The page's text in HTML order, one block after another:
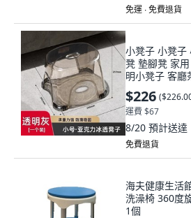
免運 ∙ 免費退貨
小凳子 小凳子
凳 墊腳凳 家
明小凳子 客廳
$226 (
運費 $67
8/20 預計送達
免費退貨
海夫健康生活
洗澡椅 360度
1個